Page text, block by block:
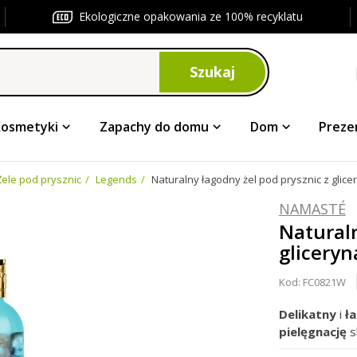
Ekologiczne opakowania ze 100% recyklatu
Szukaj
Zapachy do domu Dom
pod prysznic Legends Naturalny łagodny żel pod prysznic z
NAMASTÉ
Kod: FC0821W
Delikatny i
pielęgnację